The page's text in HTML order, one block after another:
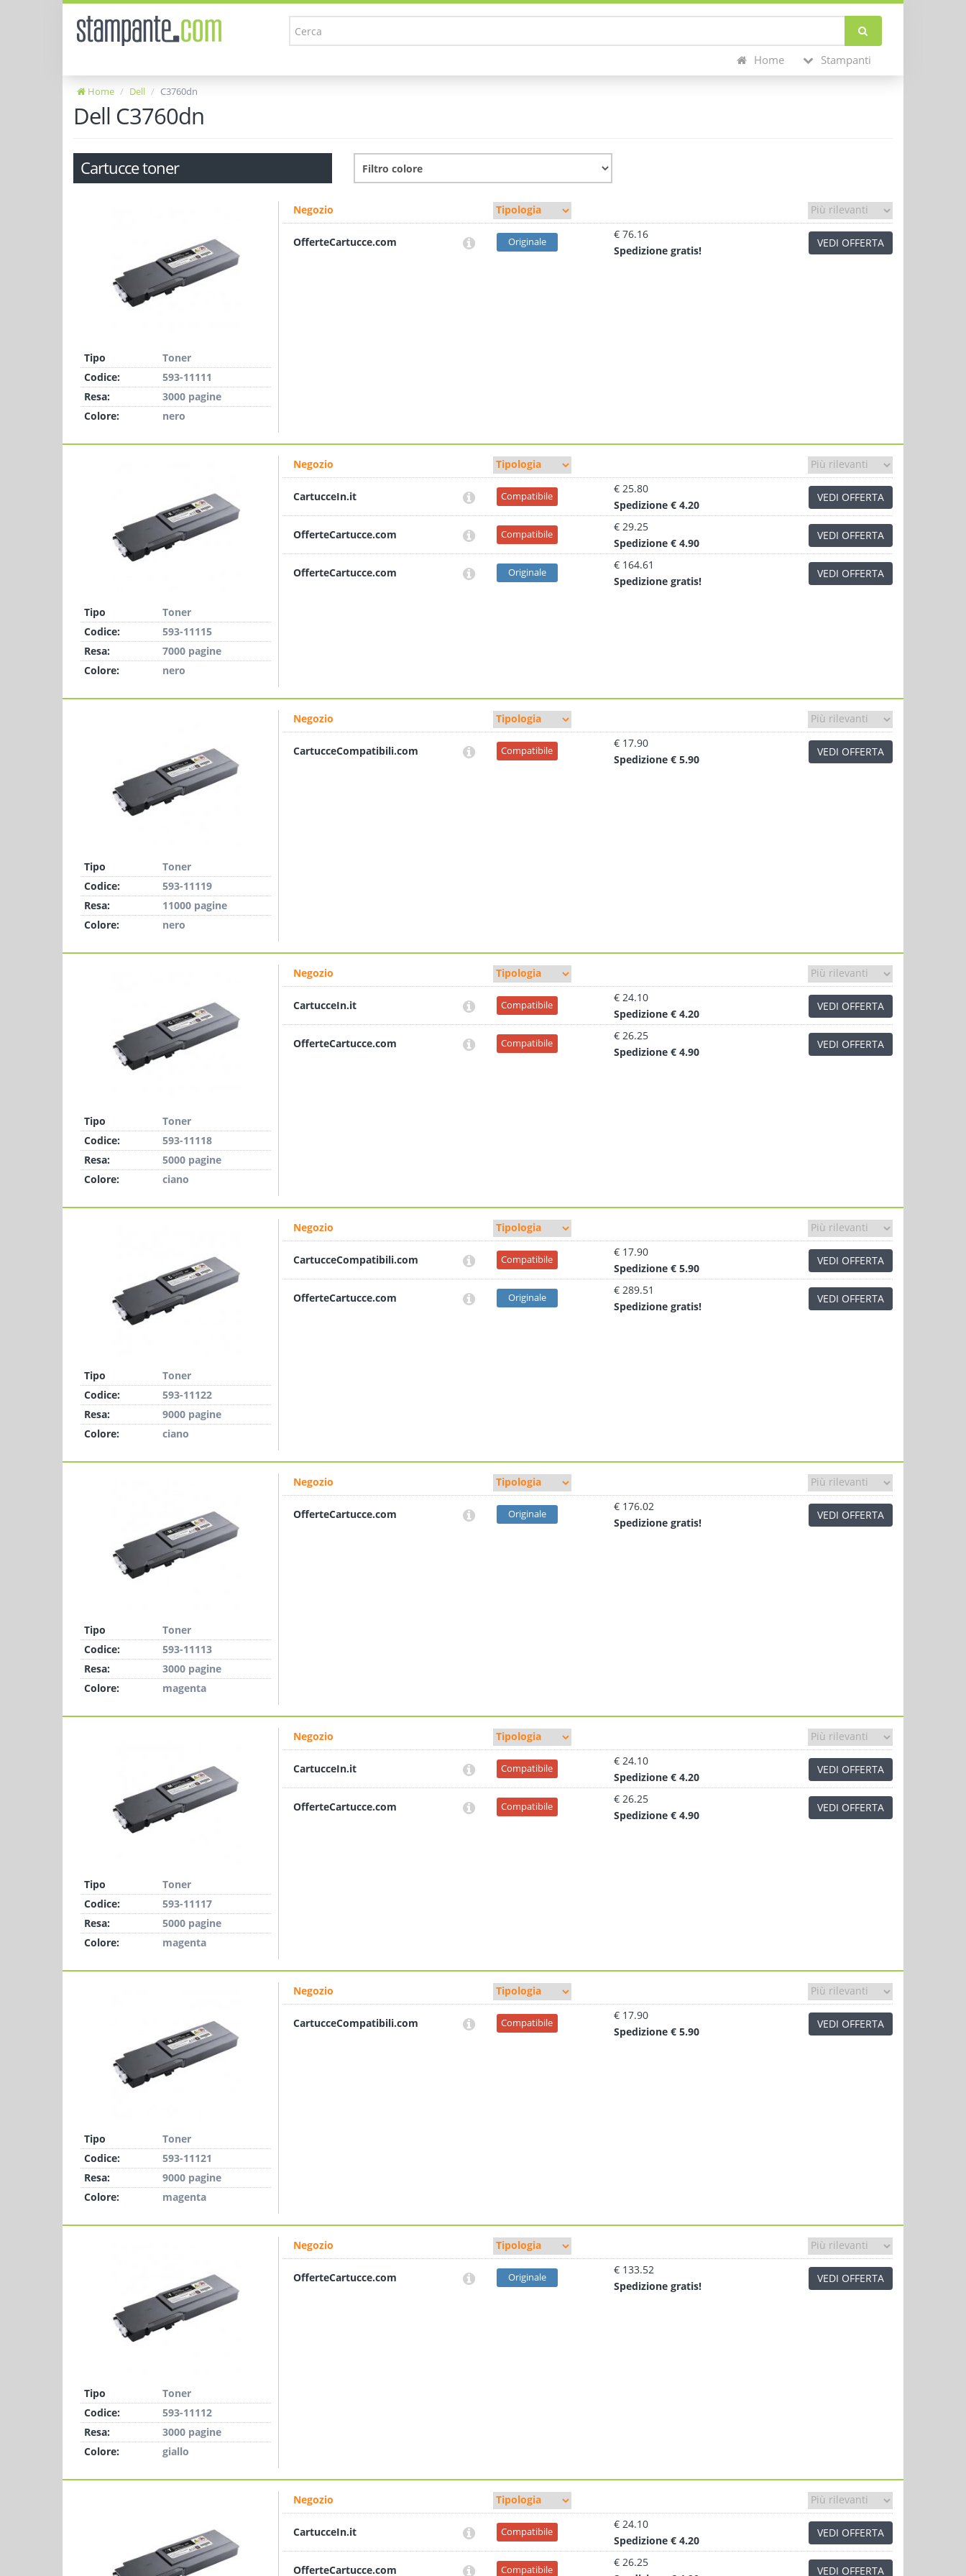
Home Stampanti
Home Dell C3760dn
Dell C3760dn
Cartucce toner
Tipo
Toner
Codice:
593-11111
Resa:
3000 pagine
Colore:
nero
Negozio
OfferteCartucce.com Originale
€ 76.16
Spedizione gratis!
VEDI OFFERTA
Tipo
Toner
Codice:
593-11115
Resa:
7000 pagine
Colore:
nero
Negozio
CartucceIn.it Compatibile
€ 25.80
Spedizione € 4.20
VEDI OFFERTA
OfferteCartucce.com Compatibile
€ 29.25
Spedizione € 4.90
VEDI OFFERTA
OfferteCartucce.com Originale
€ 164.61
Spedizione gratis!
VEDI OFFERTA
Tipo
Toner
Codice:
593-11119
Resa:
11000 pagine
Colore:
nero
Negozio
CartucceCompatibili.com Compatibile
€ 17.90
Spedizione € 5.90
VEDI OFFERTA
Tipo
Toner
Codice:
593-11118
Resa:
5000 pagine
Colore:
ciano
Negozio
CartucceIn.it Compatibile
€ 24.10
Spedizione € 4.20
VEDI OFFERTA
OfferteCartucce.com Compatibile
€ 26.25
Spedizione € 4.90
VEDI OFFERTA
Tipo
Toner
Codice:
593-11122
Resa:
9000 pagine
Colore:
ciano
Negozio
CartucceCompatibili.com Compatibile
€ 17.90
Spedizione € 5.90
VEDI OFFERTA
OfferteCartucce.com Originale
€ 289.51
Spedizione gratis!
VEDI OFFERTA
Tipo
Toner
Codice:
593-11113
Resa:
3000 pagine
Colore:
magenta
Negozio
OfferteCartucce.com Originale
€ 176.02
Spedizione gratis!
VEDI OFFERTA
Tipo
Toner
Codice:
593-11117
Resa:
5000 pagine
Colore:
magenta
Negozio
CartucceIn.it Compatibile
€ 24.10
Spedizione € 4.20
VEDI OFFERTA
OfferteCartucce.com Compatibile
€ 26.25
Spedizione € 4.90
VEDI OFFERTA
Tipo
Toner
Codice:
593-11121
Resa:
9000 pagine
Colore:
magenta
Negozio
CartucceCompatibili.com Compatibile
€ 17.90
Spedizione € 5.90
VEDI OFFERTA
Tipo
Toner
Codice:
593-11112
Resa:
3000 pagine
Colore:
giallo
Negozio
OfferteCartucce.com Originale
€ 133.52
Spedizione gratis!
VEDI OFFERTA
Negozio
CartucceIn.it Compatibile
€ 24.10
Spedizione € 4.20
VEDI OFFERTA
OfferteCartucce.com Compatibile
€ 26.25
VEDI OFFERTA